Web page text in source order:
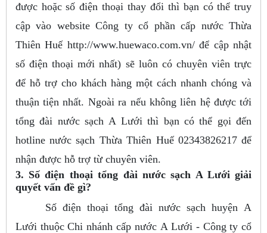
được hoặc số điện thoại thay đổi thì bạn có thể truy
cập vào website Công ty cổ phần cấp nước Thừa
Thiên Huế http://www.huewaco.com.vn/ để cập nhật
số điện thoại mới nhất) sẽ luôn có chuyên viên trực
để hỗ trợ cho khách hàng một cách nhanh chóng và
thuận tiện nhất. Ngoài ra nếu không liên hệ được tới
tổng đài nước sạch A Lưới thì bạn có thể gọi đến
hotline nước sạch Thừa Thiên Huế 02343826217 để
nhận được hỗ trợ từ chuyên viên.
3. Số điện thoại tổng đài nước sạch A Lưới giải
quyết vấn đề gì?
Số điện thoại tổng đài nước sạch huyện A
Lưới thuộc Chi nhánh cấp nước A Lưới - Công ty cổ